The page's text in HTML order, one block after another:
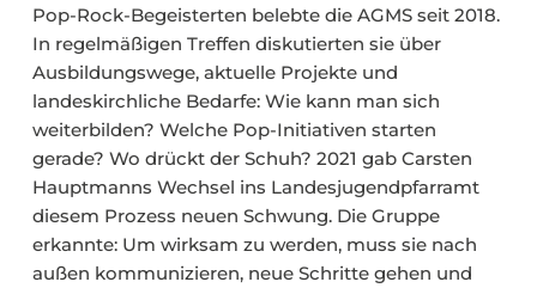
Pop-Rock-Begeisterten belebte die AGMS seit 2018.
In regelmäßigen Treffen diskutierten sie über
Ausbildungswege, aktuelle Projekte und
landeskirchliche Bedarfe: Wie kann man sich
weiterbilden? Welche Pop-Initiativen starten
gerade? Wo drückt der Schuh? 2021 gab Carsten
Hauptmanns Wechsel ins Landesjugendpfarramt
diesem Prozess neuen Schwung. Die Gruppe
erkannte: Um wirksam zu werden, muss sie nach
außen kommunizieren, neue Schritte gehen und